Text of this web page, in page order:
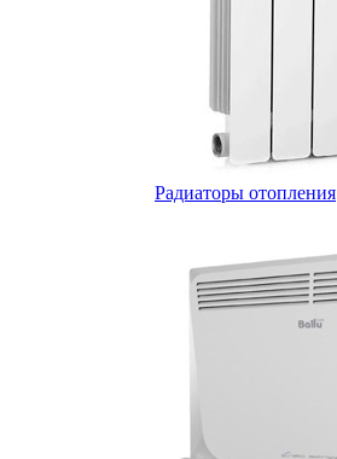
Радиаторы отопления